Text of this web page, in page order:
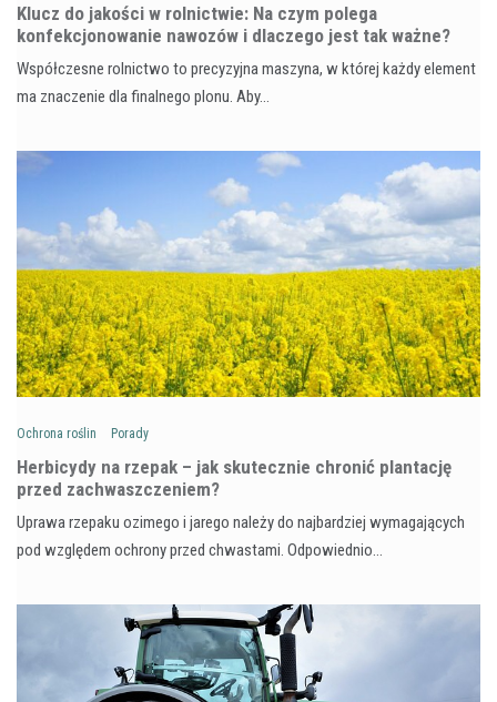
Klucz do jakości w rolnictwie: Na czym polega
konfekcjonowanie nawozów i dlaczego jest tak ważne?
Współczesne rolnictwo to precyzyjna maszyna, w której każdy element
ma znaczenie dla finalnego plonu. Aby…
Ochrona roślin Porady
Herbicydy na rzepak – jak skutecznie chronić plantację
przed zachwaszczeniem?
Uprawa rzepaku ozimego i jarego należy do najbardziej wymagających
pod względem ochrony przed chwastami. Odpowiednio…